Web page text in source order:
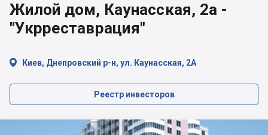
Жилой дом, Каунасская, 2а -
"Укрреставрация"
 Киев, Днепровский р-н, ул. Каунасская, 2А
Реестр инвесторов